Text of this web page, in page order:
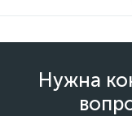
Нужна